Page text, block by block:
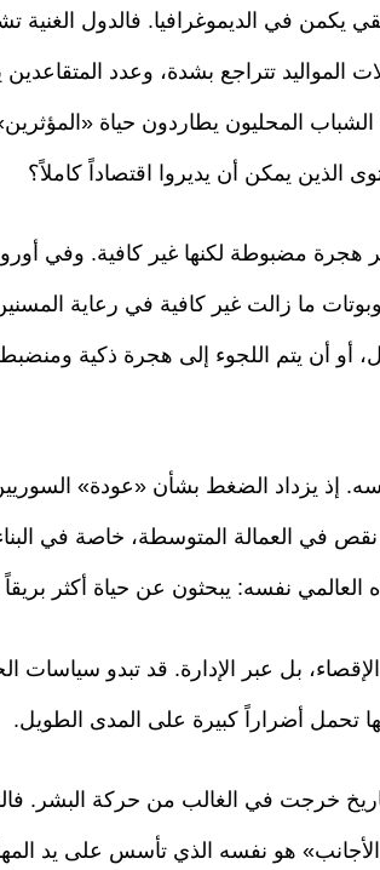
يكمن في الديموغرافيا. فالدول الغنية
المواليد تتراجع بشدة، وعدد
الشباب المحليون يطاردون حياة
الذين يمكن أن يديروا اقتصاداً كاملاً؟
هجرة مضبوطة لكنها غير كافية. وفي
ما زالت غير كافية في رعاية
أو أن يتم اللجوء إلى هجرة ذكية
إذ يزداد الضغط بشأن «عودة»
في العمالة المتوسطة، خاصة في
العالمي نفسه: يبحثون عن حياة أكثر
بل عبر الإدارة. قد تبدو سياسات
تحمل أضراراً كبيرة على المدى الطويل.
خرجت في الغالب من حركة البشر.
هو نفسه الذي تأسس على يد